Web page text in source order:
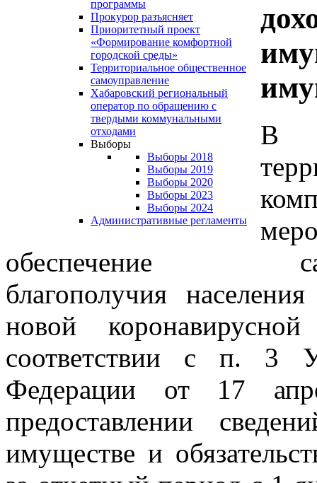
программы
Прокурор разъясняет
Приоритетный проект
«Формирование комфортной
городской среды»
Территориальное общественное
самоуправление
Хабаровский региональный
оператор по обращению с
твердыми коммунальными
отходами
Выборы
Выборы 2018
Выборы 2019
Выборы 2020
Выборы 2023
Выборы 2024
Административные регламенты
В
обеспечение
благополучия
новой
соответствии с п. 3
Федерации от 17
предоставлении
имуществе и